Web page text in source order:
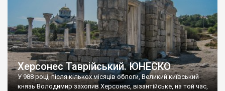
Херсонес Таврійський. ЮНЕСКО
У 988 році, після кількох місяців облоги, Великий київський
князь Володимир захопив Херсонес, візантійське, на той час,